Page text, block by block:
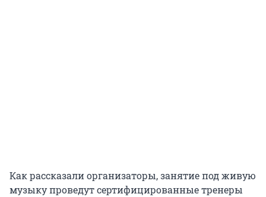
Как рассказали организаторы, занятие под живую
музыку проведут сертифицированные тренеры